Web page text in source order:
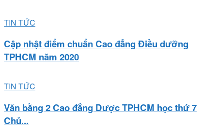
TIN TỨC
Cập nhật điểm chuẩn Cao đẳng Điều dưỡng
TPHCM năm 2020
TIN TỨC
Văn bằng 2 Cao đẳng Dược TPHCM học thứ 7
Chủ...